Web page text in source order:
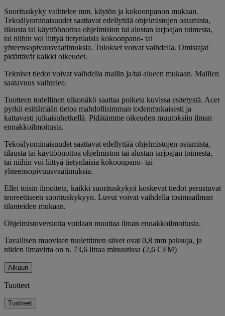
Suorituskyky vaihtelee mm. käytön ja kokoonpanon mukaan.
Tekoälyominaisuudet saattavat edellyttää ohjelmistojen ostamista,
tilausta tai käyttöönottoa ohjelmiston tai alustan tarjoajan toimesta,
tai niihin voi liittyä tietynlaisia kokoonpano- tai
yhteensopivuusvaatimuksia. Tulokset voivat vaihdella. Omistajat
pidättävät kaikki oikeudet.
Tekniset tiedot voivat vaihdella mallin ja/tai alueen mukaan. Mallien
saatavuus vaihtelee.
Tuotteen todellinen ulkonäkö saattaa poiketa kuvissa esitetystä. Acer
pyrkii esittämään tietoa mahdollisimman todenmukaisesti ja
kattavasti julkaisuhetkellä. Pidätämme oikeuden muutoksiin ilman
ennakkoilmoitusta.
Tekoälyominaisuudet saattavat edellyttää ohjelmistojen ostamista,
tilausta tai käyttöönottoa ohjelmiston tai alustan tarjoajan toimesta,
tai niihin voi liittyä tietynlaisia kokoonpano- tai
yhteensopivuusvaatimuksia.
Ellei toisin ilmoiteta, kaikki suorituskykyä koskevat tiedot perustuvat
teoreettiseen suorituskykyyn. Luvut voivat vaihdella tosimaailman
tilanteiden mukaan.
Ohjelmistoversioita voidaan muuttaa ilman ennakkoilmoitusta.
Tavallisen muovisen tuulettimen siivet ovat 0,8 mm paksuja, ja
niiden ilmavirta on n. 73,6 litraa minuutissa (2,6 CFM)
Alkuun
Tuotteet
Tuotteet